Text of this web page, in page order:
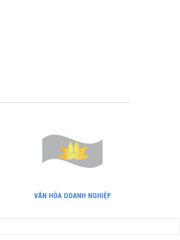
VĂN HÓA DOANH NGHIỆP